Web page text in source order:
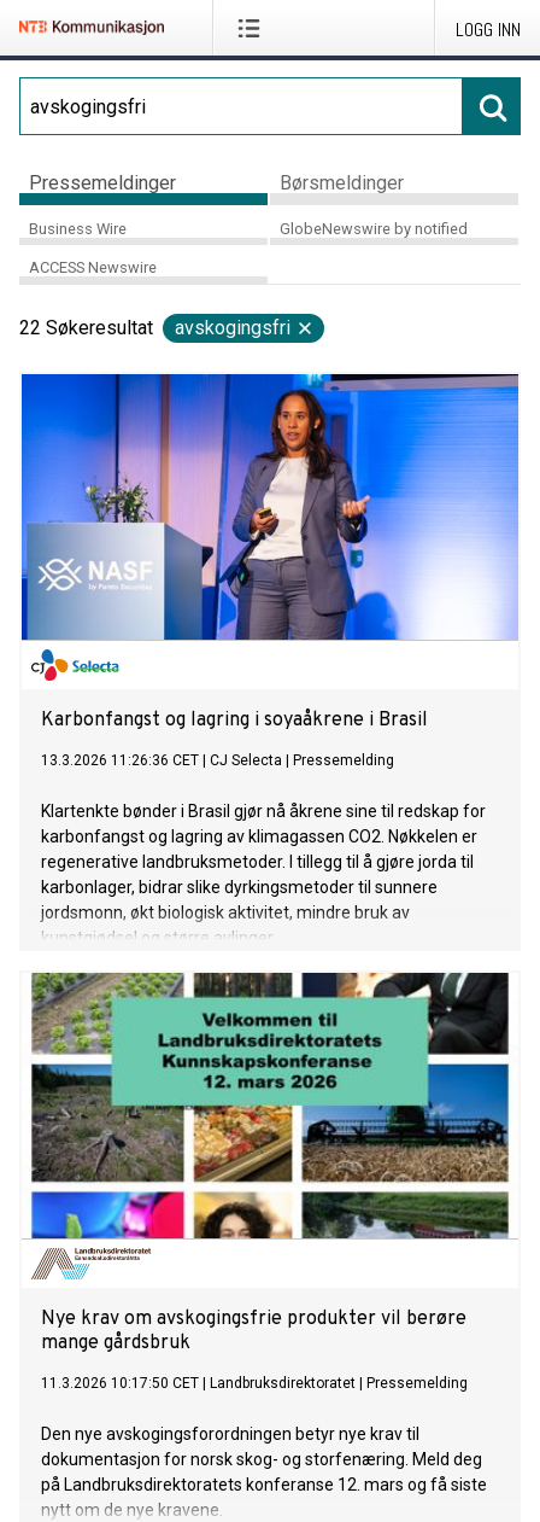
LOGG INN
Pressemeldinger Børsmeldinger
Business Wire GlobeNewswire by notified
ACCESS Newswire
22 Søkeresultat avskogingsfri
Karbonfangst og lagring i soyaåkrene i Brasil
13.3.2026 11:26:36 CET CJ Selecta Pressemelding
Klartenkte bønder i Brasil gjør nå åkrene sine til redskap for
karbonfangst og lagring av klimagassen CO2. Nøkkelen er
regenerative landbruksmetoder. I tillegg til å gjøre jorda til
karbonlager, bidrar slike dyrkingsmetoder til sunnere
jordsmonn, økt biologisk aktivitet, mindre bruk av
kunstgjødsel og større avlinger.
Nye krav om avskogingsfrie produkter vil berøre
mange gårdsbruk
11.3.2026 10:17:50 CET Landbruksdirektoratet Pressemelding
Den nye avskogingsforordningen betyr nye krav til
dokumentasjon for norsk skog- og storfenæring. Meld deg
på Landbruksdirektoratets konferanse 12. mars og få siste
nytt om de nye kravene.